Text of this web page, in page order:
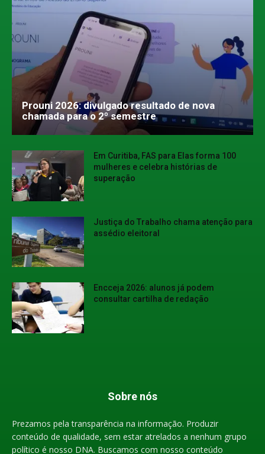
Prouni 2026: divulgado resultado de nova
chamada para o 2º semestre
Em Curitiba, FAS para Elas forma 100
mulheres e celebra histórias de
superação
Justiça do Trabalho chama atenção para
assédio eleitoral
Encceja 2026: alunos já podem
consultar cartilha de redação
Sobre nós
Prezamos pela transparência na informação. Produzir
conteúdo de qualidade, sem estar atrelados a nenhum grupo
político é nosso DNA. Buscamos com nosso conteúdo